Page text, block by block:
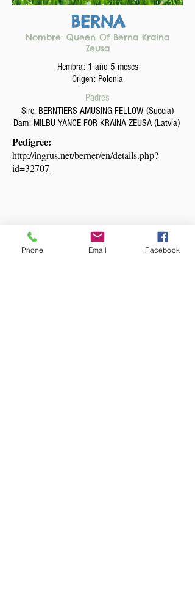
BERNA
Nombre: Queen Of Berna Kraina
Zeusa
Hembra: 1 año 5 meses
Origen: Polonia
Padres
Sire: BERNTIERS AMUSING FELLOW (Suecia)
Dam: MILBU YANCE FOR KRAINA ZEUSA(Latvia)
Pedigree:
http://ingrus.net/berner/en/details.php?
id=32707
Phone Email Facebook